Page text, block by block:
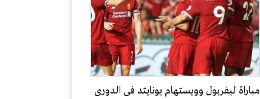
مباراة ليفربول وويستهام يونايتد فى الدورى